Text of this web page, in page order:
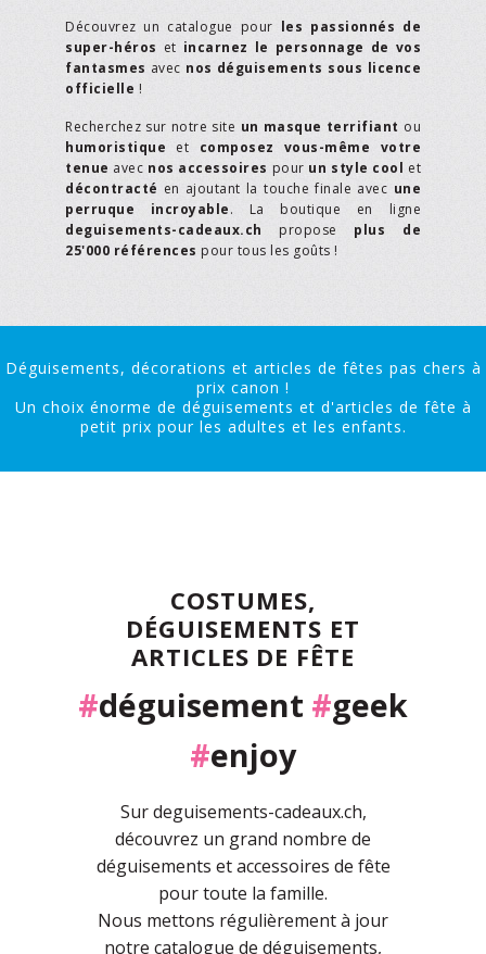
Découvrez un catalogue pour les passionnés de
super-héros et incarnez le personnage de vos
fantasmes avec nos déguisements sous licence
officielle !
Recherchez sur notre site un masque terrifiant ou
humoristique et composez vous-même votre
tenue avec nos accessoires pour un style cool et
décontracté en ajoutant la touche finale avec une
perruque incroyable. La boutique en ligne
deguisements-cadeaux.ch propose plus de
25'000 références pour tous les goûts !
Déguisements, décorations et articles de fêtes pas chers à
prix canon !
Un choix énorme de déguisements et d'articles de fête à
petit prix pour les adultes et les enfants.
COSTUMES,
DÉGUISEMENTS ET
ARTICLES DE FÊTE
#déguisement #geek
#enjoy
Sur deguisements-cadeaux.ch,
découvrez un grand nombre de
déguisements et accessoires de fête
pour toute la famille.
Nous mettons régulièrement à jour
notre catalogue de déguisements,